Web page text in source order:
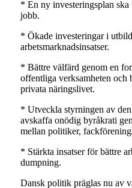
* En ny investeringsplan ska
jobb.
* Ökade investeringar i
arbetsmarknadsinsatser.
* Bättre välfärd genom en
offentliga verksamheten och
privata näringslivet.
* Utveckla styrningen av
avskaffa onödig byråkrati
mellan politiker,
* Stärkta insatser för bättre
dumpning.
Dansk politik präglas nu av